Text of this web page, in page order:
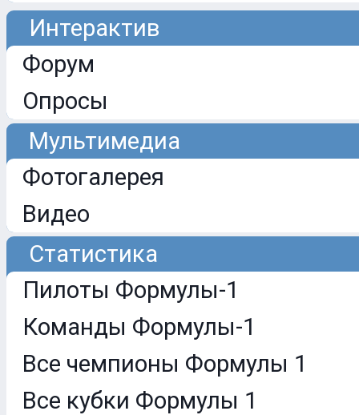
Интерактив
Форум
Опросы
Мультимедиа
Фотогалерея
Видео
Статистика
Пилоты Формулы-1
Команды Формулы-1
Все чемпионы Формулы 1
Все кубки Формулы 1